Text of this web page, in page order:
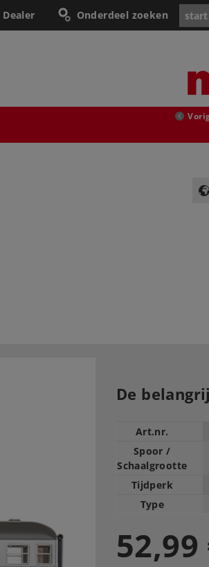
Onderdeel zoeken
Dealer
De
Art.nr.
Spoor /
Schaalgrootte
Tijdperk
Type
52,99